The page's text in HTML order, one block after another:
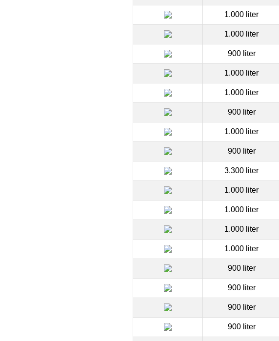
1.000 liter
1.000 liter
900 liter
1.000 liter
1.000 liter
900 liter
1.000 liter
900 liter
3.300 liter
1.000 liter
1.000 liter
1.000 liter
1.000 liter
900 liter
900 liter
900 liter
900 liter